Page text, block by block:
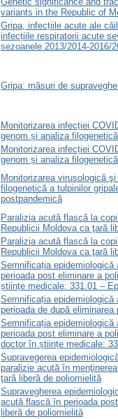
variants in the Republic of
Gripa, infecțiile acute ale
infecțiile respiratorii acute
sezoanele 2013/2014-2016/
Gripa: măsuri de
Monitorizarea infecției
genom și analiza
Monitorizarea infecției
genom și analiza
Monitorizarea virusologică
filogenetică a tulpinilor
postpandemică
Paralizia acută flască la
Republicii Moldova ca ţară
Paralizia acută flască la
Republicii Moldova ca ţară
Semnificația
perioada post eliminare a
științe medicale: 331.01 –
Semnificația
perioada de după eliminarea
Semnificația
perioada post eliminare a
doctor în științe medicale:
Supravegerea
paralizie acută în
ţară liberă de poliomielită
Supravegherea
acută flască în perioada
liberă de poliomielită